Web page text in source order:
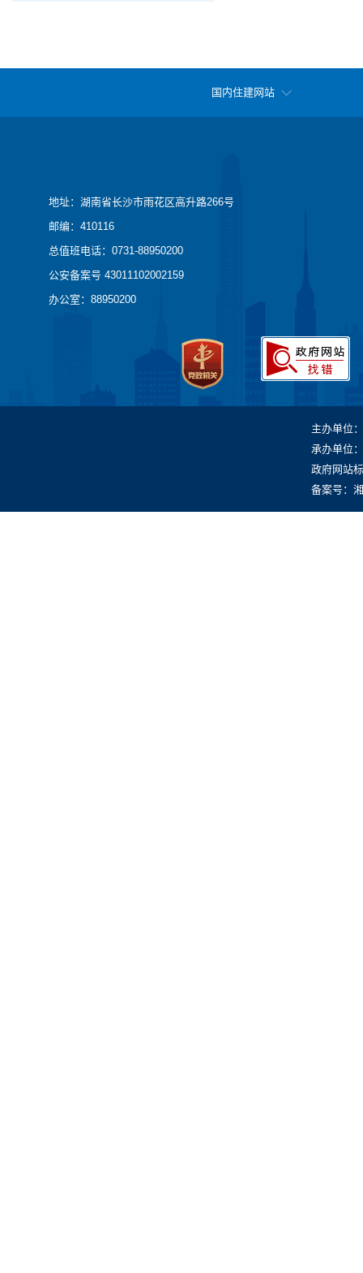
国内住建网站
地址：湖南省长沙市雨花区高升路266号
邮编：410116
总值班电话：0731-88950200
公安备案号 43011102002159
办公室：88950200
主办单位
承办单位
政府网站
备案号：